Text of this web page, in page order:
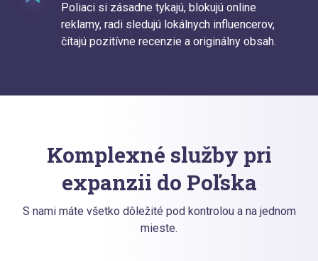
Poliaci si zásadne tykajú, blokujú online
reklamy, radi sledujú lokálnych influencerov,
čítajú pozitívne recenzie a originálny obsah.
Komplexné služby pri
expanzii do Poľska
S nami máte všetko dôležité pod kontrolou a na jednom
mieste.